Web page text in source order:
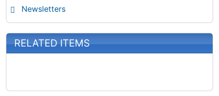
Newsletters
RELATED ITEMS